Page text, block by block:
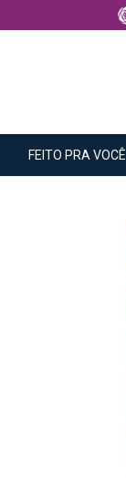
FEITO PRA VOCÊ